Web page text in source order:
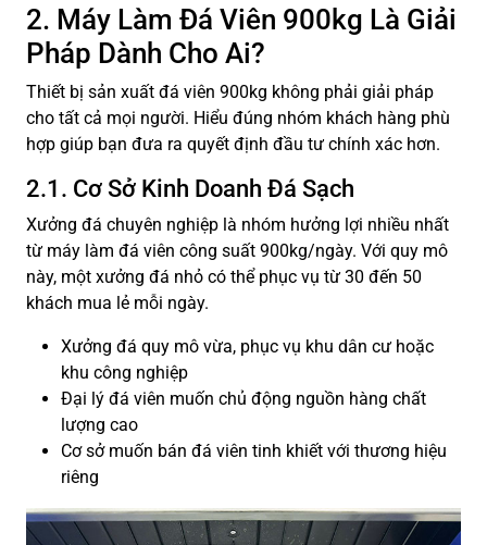
2. Máy Làm Đá Viên 900kg Là Giải
Pháp Dành Cho Ai?
Thiết bị sản xuất đá viên 900kg không phải giải pháp
cho tất cả mọi người. Hiểu đúng nhóm khách hàng phù
hợp giúp bạn đưa ra quyết định đầu tư chính xác hơn.
2.1. Cơ Sở Kinh Doanh Đá Sạch
Xưởng đá chuyên nghiệp là nhóm hưởng lợi nhiều nhất
từ máy làm đá viên công suất 900kg/ngày. Với quy mô
này, một xưởng đá nhỏ có thể phục vụ từ 30 đến 50
khách mua lẻ mỗi ngày.
Xưởng đá quy mô vừa, phục vụ khu dân cư hoặc
khu công nghiệp
Đại lý đá viên muốn chủ động nguồn hàng chất
lượng cao
Cơ sở muốn bán đá viên tinh khiết với thương hiệu
riêng